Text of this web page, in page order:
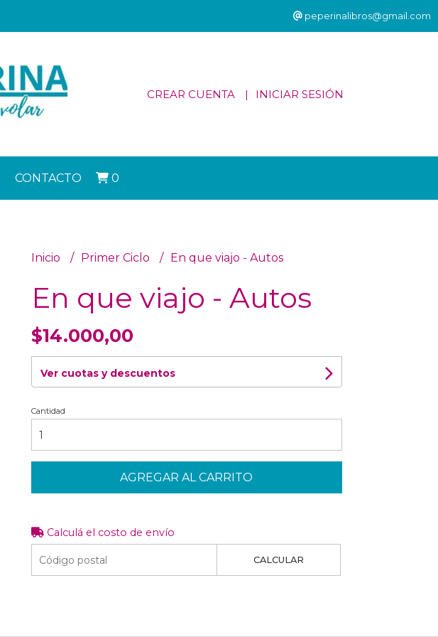
peperinalibros@gmail.com
CREAR CUENTA INICIAR SESIÓN
CONTACTO 0
Inicio Primer Ciclo En que viajo - Autos
En que viajo - Autos
$14.000,00
Ver cuotas y descuentos
Cantidad
AGREGAR AL CARRITO
Calculá el costo de envío
CALCULAR